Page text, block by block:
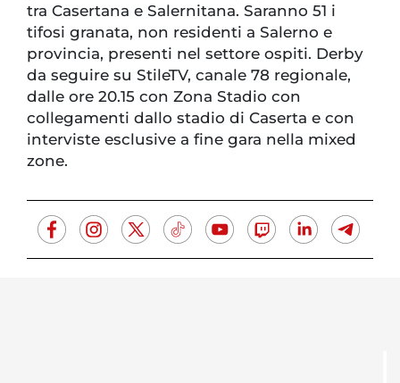
tra Casertana e Salernitana. Saranno 51 i
tifosi granata, non residenti a Salerno e
provincia, presenti nel settore ospiti. Derby
da seguire su StileTV, canale 78 regionale,
dalle ore 20.15 con Zona Stadio con
collegamenti dallo stadio di Caserta e con
interviste esclusive a fine gara nella mixed
zone.